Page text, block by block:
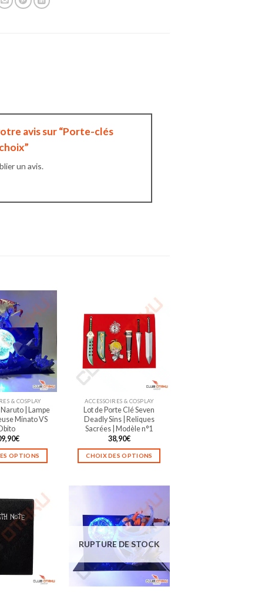
avis sur “Porte-clés
un avis.
& COSPLAY
| Lampe
Minato VS
€
OPTIONS
plusieurs
variations.
Les
options
choisies
ACCESSOIRES & COSPLAY
Lot de Porte Clé Seven
Deadly Sins | Reliques
Sacrées | Modèle n°1
38,90€
CHOIX DES OPTIONS
plusieurs
variations.
Les
options
peuvent
être
choisies
sur
RUPTURE DE STOCK